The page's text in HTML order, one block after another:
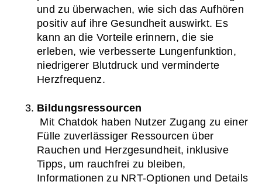
und zu überwachen, wie sich das Aufhören
positiv auf ihre Gesundheit auswirkt. Es
kann an die Vorteile erinnern, die sie
erleben, wie verbesserte Lungenfunktion,
niedrigerer Blutdruck und verminderte
Herzfrequenz.
Bildungsressourcen
Fülle zuverlässiger Ressourcen über
Rauchen und Herzgesundheit, inklusive
Tipps, um rauchfrei zu bleiben,
Informationen zu NRT-Optionen und Details